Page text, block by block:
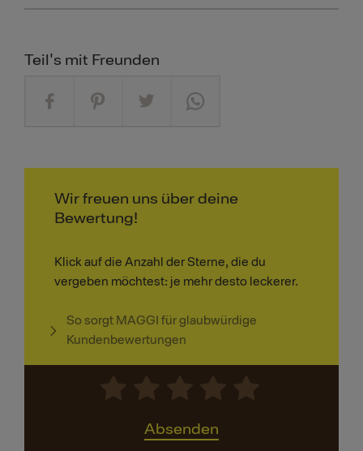
Teil's mit Freunden
Wir freuen uns über deine
Bewertung!
Klick auf die Anzahl der Sterne, die du
vergeben möchtest: je mehr desto leckerer.
So sorgt MAGGI für glaubwürdige
Kundenbewertungen
Absenden